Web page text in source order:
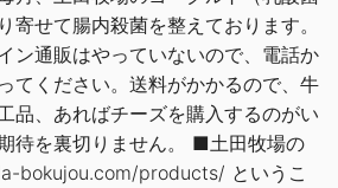
寄せて腸内殺菌を整えております。
ン通販はやっていないので、電話か
てください。送料がかかるので、牛
品、あればチーズを購入するのがい
待を裏切りません。 ■土田牧場の
bokujou.com/products/ というこ